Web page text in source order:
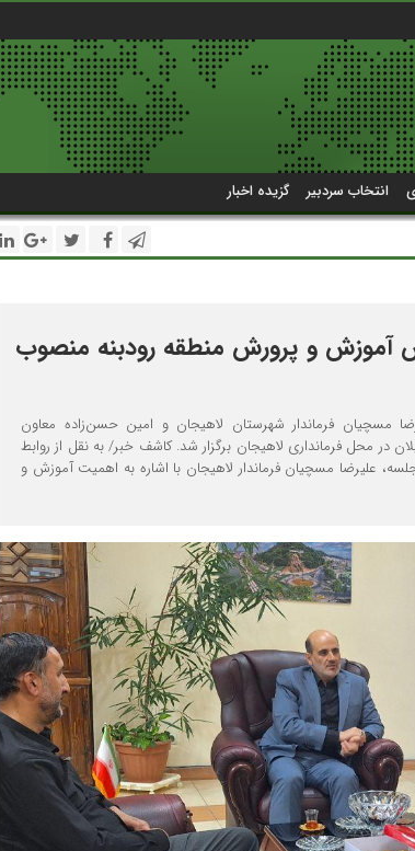
انتخاب سردبیر گزیده اخبار
و پرورش منطقه رودبنه منصوب
مسچیان فرماندار شهرستان لاهیجان و امین حسن‌زاده معاون
در محل فرمانداری لاهیجان برگزار شد. کاشف خبر/ به نقل از روابط
علیرضا مسچیان فرماندار لاهیجان با اشاره به اهمیت آموزش و